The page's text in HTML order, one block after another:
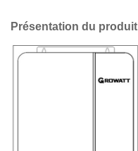
Présentation du produit